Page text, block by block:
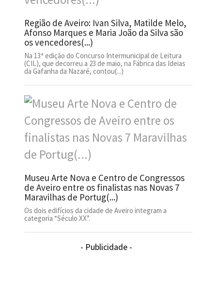
Região de Aveiro: Ivan Silva, Matilde Melo,
Afonso Marques e Maria João da Silva são
os vencedores(...)
Na 13ª edição do Concurso Intermunicipal de Leitura
(CIL), que decorreu a 23 de maio, na Fábrica das Ideias
da Gafanha da Nazaré, contou(...)
Museu Arte Nova e Centro de Congressos
de Aveiro entre os finalistas nas Novas 7
Maravilhas de Portug(...)
Os dois edifícios da cidade de Aveiro integram a
categoria “Século XX”.
- Publicidade -